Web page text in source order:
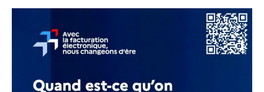
EVÉNEMENTS